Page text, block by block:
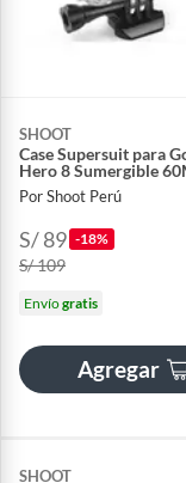
SHOOT
Case Supersuit para
Hero 8 Sumergible
Por Shoot Perú
S/ 89 -18%
S/ 109
Envíogratis
Agregar
SHOOT